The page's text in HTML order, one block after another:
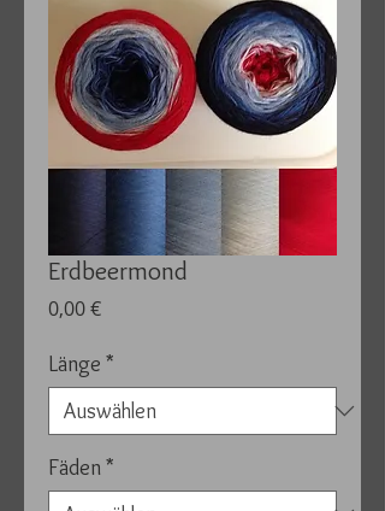
Erdbeermond
0,00 €Preis
Länge *
Fäden*